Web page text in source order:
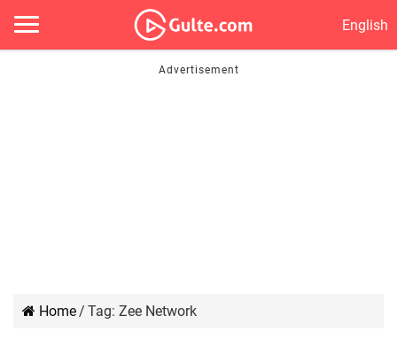
English
Home/ Tag: Zee Network